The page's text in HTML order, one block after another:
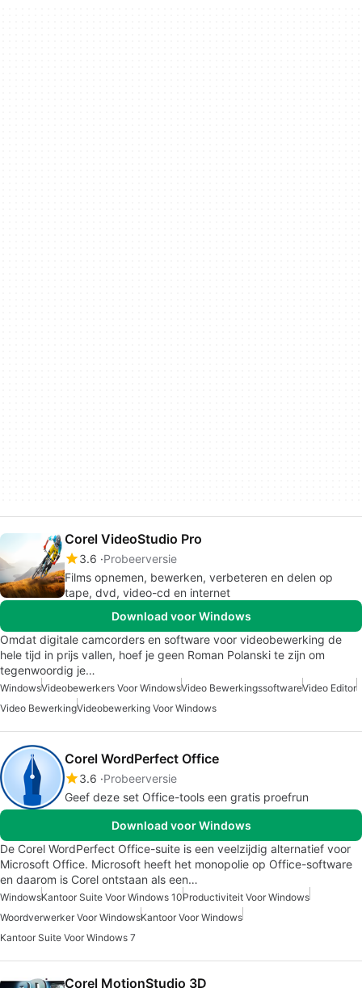
Corel VideoStudio Pro
3.6 Probeerversie
Films opnemen, bewerken, verbeteren en delen op
tape, dvd, video-cd en internet
Download voor Windows
Omdat digitale camcorders en software voor videobewerking de
hele tijd in prijs vallen, hoef je geen Roman Polanski te zijn om
tegenwoordig je…
WindowsVideobewerkers Voor WindowsVideo BewerkingssoftwareVideo Editor
Video BewerkingVideobewerking Voor Windows
Corel WordPerfect Office
3.6 Probeerversie
Geef deze set Office-tools een gratis proefrun
Download voor Windows
De Corel WordPerfect Office-suite is een veelzijdig alternatief voor
Microsoft Office. Microsoft heeft het monopolie op Office-software
en daarom is Corel ontstaan als een…
WindowsKantoor Suite Voor Windows 10Productiviteit Voor Windows
Woordverwerker Voor WindowsKantoor Voor Windows
Kantoor Suite Voor Windows 7
Corel MotionStudio 3D